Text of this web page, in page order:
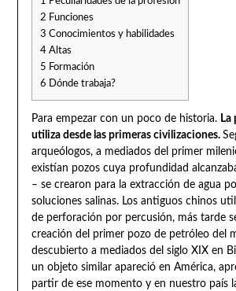
2 Funciones
3 Conocimientos y habilidades
4Altas
5 Formación
6 Dónde trabaja?
Para empezar con un poco de historia. La
utiliza desde las primeras civilizaciones.
arqueólogos, a mediados del primer
existían pozos cuya profundidad
– se crearon para la extracción de agua
soluciones salinas. Los antiguos chinos
de perforación por percusión, más tarde
creación del primer pozo de petróleo del
descubierto a mediados del siglo XIX en
un objeto similar apareció en América,
partir de ese momento y en nuestro país